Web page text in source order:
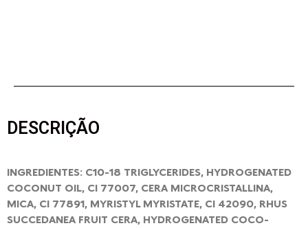
DESCRIÇÃO
INGREDIENTES: C10-18 TRIGLYCERIDES, HYDROGENATED
COCONUT OIL, CI 77007, CERA MICROCRISTALLINA,
MICA, CI 77891, MYRISTYL MYRISTATE, CI 42090, RHUS
SUCCEDANEA FRUIT CERA, HYDROGENATED COCO-